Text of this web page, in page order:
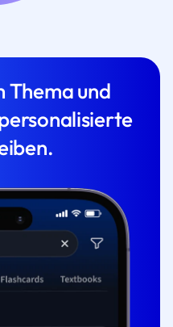
Thema und